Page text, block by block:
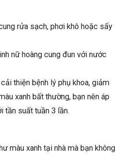
rửa sạch, phơi khô hoặc sấy
nữ hoàng cung đun với nước
thiện bệnh lý phụ khoa, giảm
xanh bất thường, bạn nên áp
tần suất tuần 3 lần.
màu xanh tại nhà mà bạn không